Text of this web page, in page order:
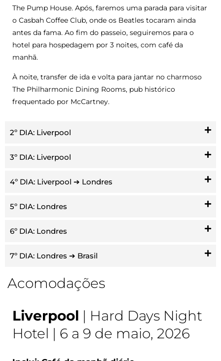
The Pump House. Após, faremos uma parada para visitar
o Casbah Coffee Club, onde os Beatles tocaram ainda
antes da fama. Ao fim do passeio, seguiremos para o
hotel para hospedagem por 3 noites, com café da
manhã.
À noite, transfer de ida e volta para jantar no charmoso
The Philharmonic Dining Rooms, pub histórico
frequentado por McCartney.
2º DIA: Liverpool
3º DIA: Liverpool
4º DIA: Liverpool ➔ Londres
5º DIA: Londres
6º DIA: Londres
7º DIA: Londres ➔ Brasil
Acomodações
Liverpool | Hard Days Night
Hotel | 6 a 9 de maio, 2026